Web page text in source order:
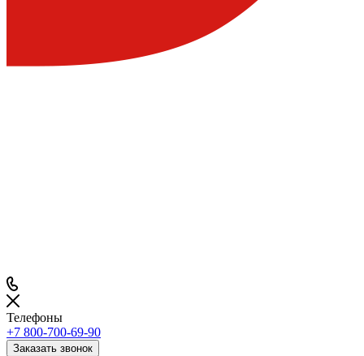
Телефоны
+7 800-700-69-90
Заказать звонок